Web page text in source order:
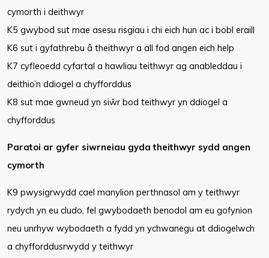
cymorth i deithwyr
K5 gwybod sut mae asesu risgiau i chi eich hun ac i bobl eraill
K6 sut i gyfathrebu â theithwyr a all fod angen eich help
K7 cyfleoedd cyfartal a hawliau teithwyr ag anableddau i
deithio’n ddiogel a chyfforddus
K8 sut mae gwneud yn siŵr bod teithwyr yn ddiogel a
chyfforddus
Paratoi ar gyfer siwrneiau gyda theithwyr sydd angen
cymorth
K9 pwysigrwydd cael manylion perthnasol am y teithwyr
rydych yn eu cludo, fel gwybodaeth benodol am eu gofynion
neu unrhyw wybodaeth a fydd yn ychwanegu at ddiogelwch
a chyfforddusrwydd y teithwyr